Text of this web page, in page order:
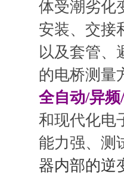
体受潮劣化
安装、交接
以及套管、
的电桥测量
全自动/异
和现代化电
能力强、测
器内部的逆